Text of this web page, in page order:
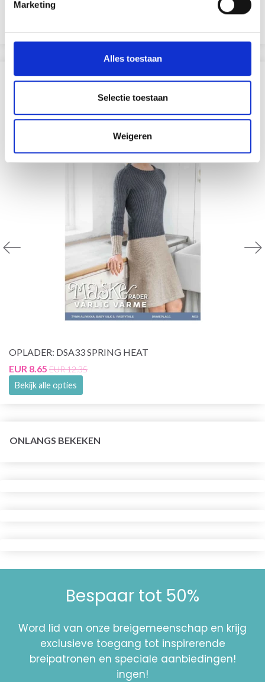
Marketing
Alles toestaan
Selectie toestaan
Weigeren
EUR 8.65EUR 12.35
ANDEREN KOCHTEN OOK
29% korting
OPLADER: DSA33 SPRING HEAT
EUR 8.65 EUR 12.35
Bekijk alle opties
ONLANGS BEKEKEN
Bespaar tot 50%
Word lid van onze breigemeenschap en krijg
exclusieve toegang tot inspirerende
breipatronen en speciale aanbiedingen!
ingen!